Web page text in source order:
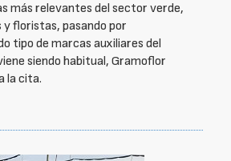
más relevantes del sector verde,
floristas, pasando por
tipo de marcas auxiliares del
siendo habitual, Gramoflor
la cita.